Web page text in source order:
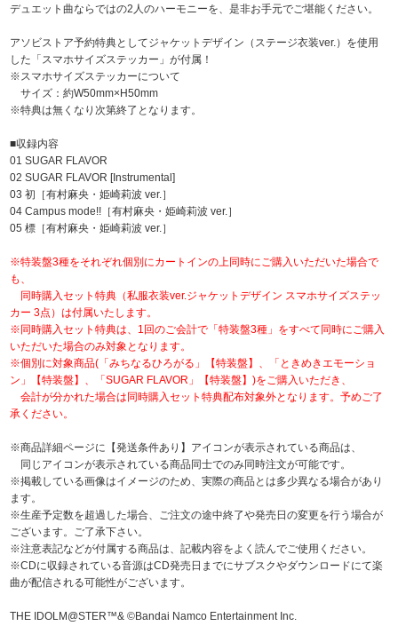
デュエット曲ならではの2人のハーモニーを、是非お手元でご堪能ください。
アソビストア予約特典としてジャケットデザイン（ステージ衣装ver.）を使用
した「スマホサイズステッカー」が付属！
※スマホサイズステッカーについて
サイズ：約W50mm×H50mm
※特典は無くなり次第終了となります。
■収録内容
01 SUGAR FLAVOR
02 SUGAR FLAVOR [Instrumental]
03 初［有村麻央・姫崎莉波 ver.］
04 Campus mode!!［有村麻央・姫崎莉波 ver.］
05 標［有村麻央・姫崎莉波 ver.］
※特装盤3種をそれぞれ個別にカートインの上同時にご購入いただいた場合で
も、
同時購入セット特典（私服衣装ver.ジャケットデザイン スマホサイズステッ
カー 3点）は付属いたします。
※同時購入セット特典は、1回のご会計で「特装盤3種」をすべて同時にご購入
いただいた場合のみ対象となります。
※個別に対象商品(「みちなるひろがる」【特装盤】、「ときめきエモーショ
ン」【特装盤】、「SUGAR FLAVOR」【特装盤】)をご購入いただき、
会計が分かれた場合は同時購入セット特典配布対象外となります。予めご了
承ください。
※商品詳細ページに【発送条件あり】アイコンが表示されている商品は、
同じアイコンが表示されている商品同士でのみ同時注文が可能です。
※掲載している画像はイメージのため、実際の商品とは多少異なる場合があり
ます。
※生産予定数を超過した場合、ご注文の途中終了や発売日の変更を行う場合が
ございます。ご了承下さい。
※注意表記などが付属する商品は、記載内容をよく読んでご使用ください。
※CDに収録されている音源はCD発売日までにサブスクやダウンロードにて楽
曲が配信される可能性がございます。
THE IDOLM@STER™& ©Bandai Namco Entertainment Inc.